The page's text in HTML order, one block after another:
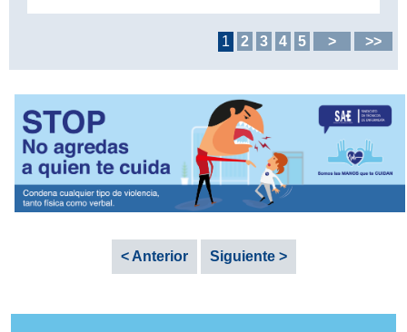
1 2 3 4 5 > >>
< Anterior Siguiente >